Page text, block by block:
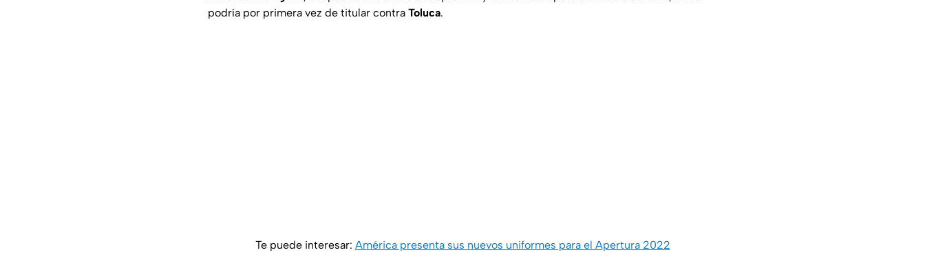
podría por primera vez de titular contra Toluca.
Te puede interesar: América presenta sus nuevos uniformes para el Apertura 2022